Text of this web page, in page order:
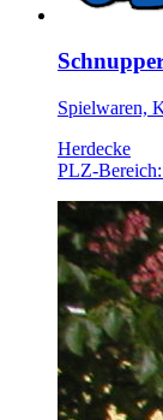
Spielwaren,
Herdecke
PLZ-